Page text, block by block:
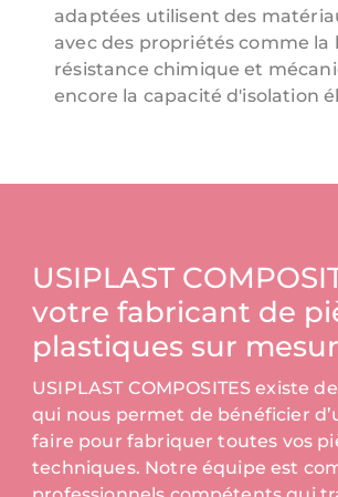
adaptées utilisent des
avec des propriétés comme la
résistance chimique et
encore la capacité d'isolation
USIPLAST
votre fabricant de
plastiques sur
USIPLAST COMPOSITES existe
qui nous permet de bénéficier
faire pour fabriquer toutes vos
techniques. Notre équipe est